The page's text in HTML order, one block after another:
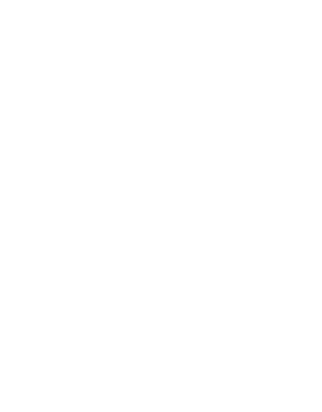
慶應義塾大学グローバル
慶應義塾大学グローバル
博士課程教育リーディング